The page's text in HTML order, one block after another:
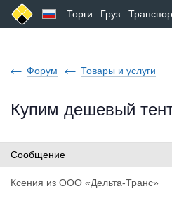
Торги Груз
Форум Товары и услуги
Купим дешевый
Сообщение
Ксения из ООО «Дельта-Транс»